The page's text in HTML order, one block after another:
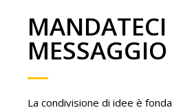
MESSAGGIO
La condivisione di idee è